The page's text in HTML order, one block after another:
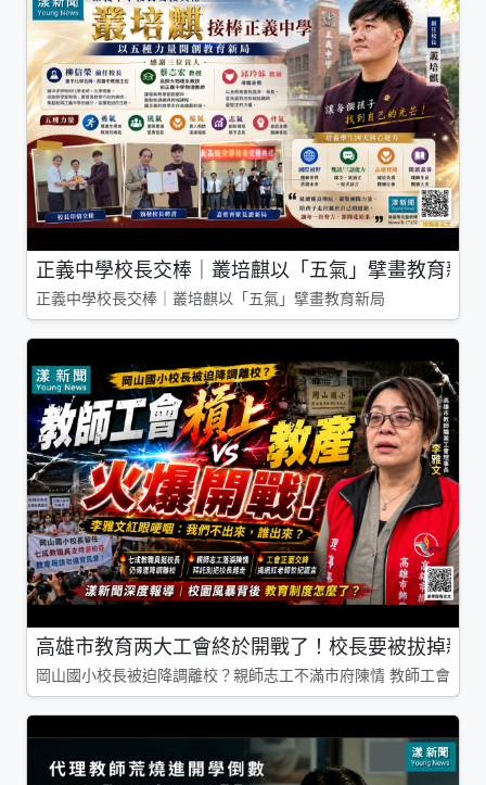
正義中學校長交棒｜叢培麒以「五氣」擘畫教育新局
正義中學校長交棒｜叢培麒以「五氣」擘畫教育新局
高雄市教育两大工會終於開戰了！校長要被拔掉親
岡山國小校長被迫降調離校？親師志工不滿市府陳情 教師工會槓